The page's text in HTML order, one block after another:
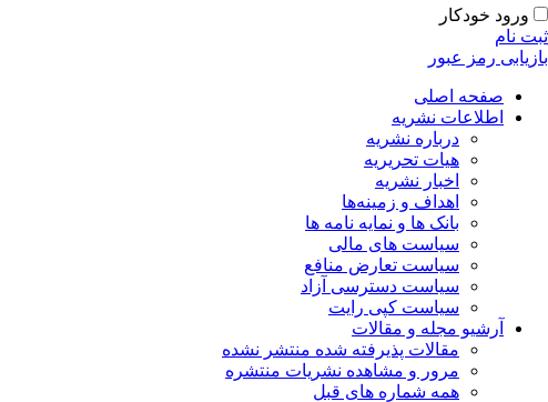
ورود خودکار
ثبت نام
بازیابی رمز عبور
صفحه اصلی
اطلاعات نشریه
درباره نشریه
هیات تحریریه
اخبار نشریه
اهداف و زمینه‌ها
بانک ها و نمایه نامه ها
سیاست های مالی
سیاست تعارض منافع
سیاست دسترسی آزاد
سیاست کپی رایت
آرشیو مجله و مقالات
مقالات پذیرفته شده منتشر نشده
مرور و مشاهده نشریات منتشره
همه شماره های قبل